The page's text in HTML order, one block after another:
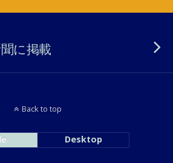
に掲載
Back to top
Desktop